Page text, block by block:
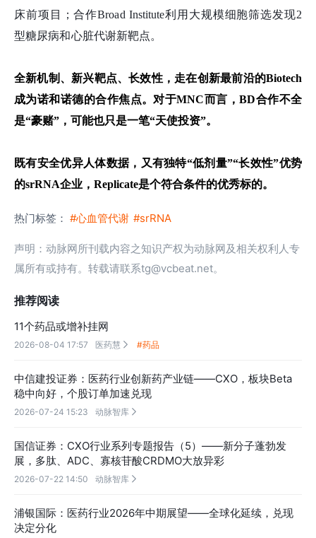
床前项目；合作Broad Institute利用大规模细胞筛选发现2
型糖尿病和心脏代谢新靶点。
全新机制、新兴靶点、长效性， 走在创新最前沿的Biotech
成为诺和诺德的合作焦点。对于MNC而言，BD合作不全
是“豪赌”，可能也只是一笔“天使投资”。
既有安全优异人体数据，又有独特“低剂量”“长效性”优势
的srRNA企业，Replicate是个符合条件的优秀标的。
热门标签： #心血管代谢 #srRNA
声明：动脉网所刊载内容之知识产权为动脉网及相关权利人专
属所有或持有。转载请联系tg@vcbeat.net。
推荐阅读
11个药品或增补挂网
2026-08-04 17:57 医药慧  #药品
中信建投证券：医药行业创新药产业链——CXO，板块Beta
稳中向好，个股订单加速兑现
2026-07-24 15:23 动脉智库 
国信证券：CXO行业系列专题报告（5）——新分子蓬勃发
展，多肽、ADC、寡核苷酸CRDMO大放异彩
2026-07-22 14:50 动脉智库 
浦银国际：医药行业2026年中期展望——全球化延续，兑现
决定分化